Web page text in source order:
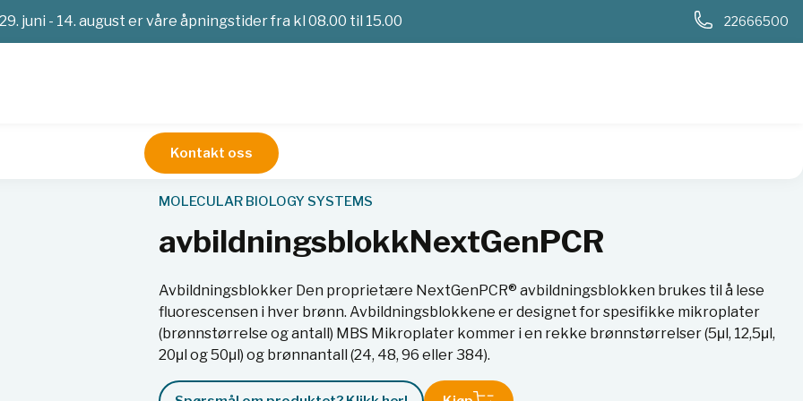
29. juni - 14. august er våre åpningstider fra kl 08.00 til 15.00 22666500
Kontakt oss
avbildningsblokkNextGenPCR
MOLECULAR BIOLOGY SYSTEMS
avbildningsblokkNextGenPCR
Avbildningsblokker Den proprietære NextGenPCR® avbildningsblokken brukes til å lese
fluorescensen i hver brønn. Avbildningsblokkene er designet for spesifikke mikroplater
(brønnstørrelse og antall) MBS Mikroplater kommer i en rekke brønnstørrelser (5μl, 12,5μl,
20μl og 50μl) og brønnantall (24, 48, 96 eller 384).